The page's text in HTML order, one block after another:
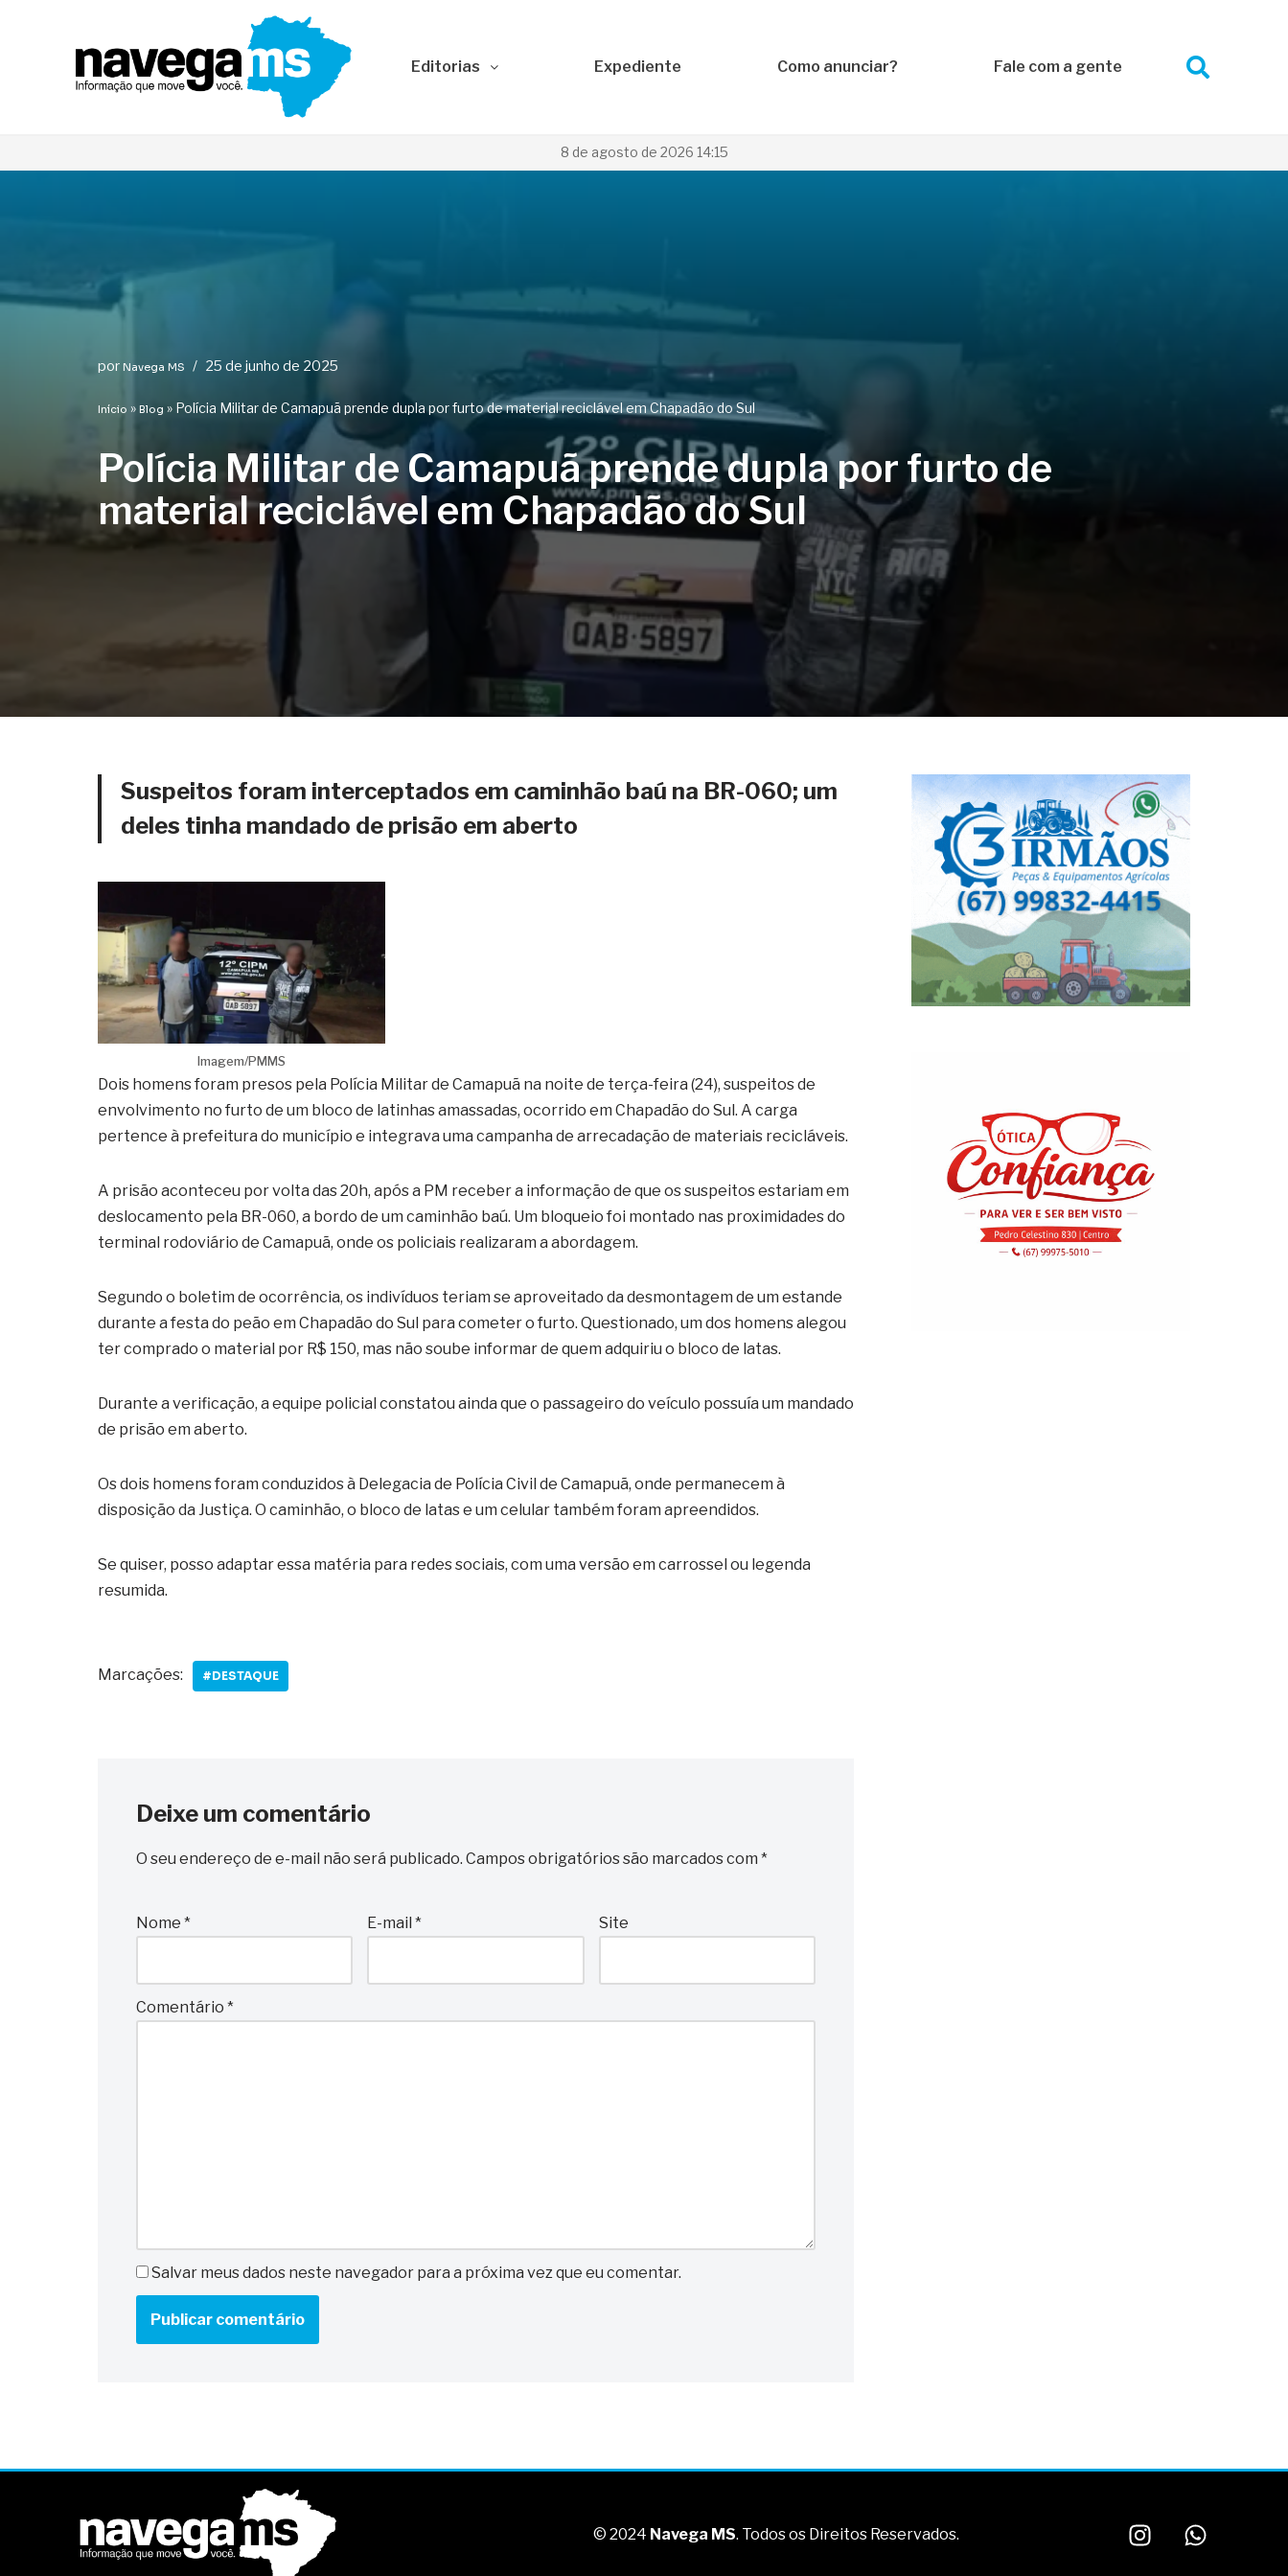
Editorias Expediente Como anunciar? Fale com a gente
8 de agosto de 2026 14:15
por Navega MS 25 de junho de 2025
Início » Blog » Polícia Militar de Camapuã prende dupla por furto de material reciclável em Chapadão do Sul
Polícia Militar de Camapuã prende dupla por furto de
material reciclável em Chapadão do Sul
Suspeitos foram interceptados em caminhão baú na BR-060; um
deles tinha mandado de prisão em aberto
Imagem/PMMS
Dois homens foram presos pela Polícia Militar de Camapuã na noite de terça-feira (24), suspeitos de
envolvimento no furto de um bloco de latinhas amassadas, ocorrido em Chapadão do Sul. A carga
pertence à prefeitura do município e integrava uma campanha de arrecadação de materiais recicláveis.
A prisão aconteceu por volta das 20h, após a PM receber a informação de que os suspeitos estariam em
deslocamento pela BR-060, a bordo de um caminhão baú. Um bloqueio foi montado nas proximidades do
terminal rodoviário de Camapuã, onde os policiais realizaram a abordagem.
Segundo o boletim de ocorrência, os indivíduos teriam se aproveitado da desmontagem de um estande
durante a festa do peão em Chapadão do Sul para cometer o furto. Questionado, um dos homens alegou
ter comprado o material por R$ 150, mas não soube informar de quem adquiriu o bloco de latas.
Durante a verificação, a equipe policial constatou ainda que o passageiro do veículo possuía um mandado
de prisão em aberto.
Os dois homens foram conduzidos à Delegacia de Polícia Civil de Camapuã, onde permanecem à
disposição da Justiça. O caminhão, o bloco de latas e um celular também foram apreendidos.
Se quiser, posso adaptar essa matéria para redes sociais, com uma versão em carrossel ou legenda
resumida.
Marcações: #DESTAQUE
Deixe um comentário
O seu endereço de e-mail não será publicado. Campos obrigatórios são marcados com *
Nome * E-mail* Site
Comentário *
Salvar meus dados neste navegador para a próxima vez que eu comentar.
© 2024 Navega MS. Todos os Direitos Reservados.